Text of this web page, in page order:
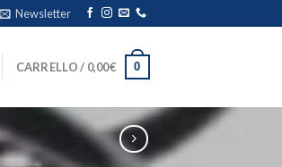
Newsletter
CARRELLO / 0,00€ 0